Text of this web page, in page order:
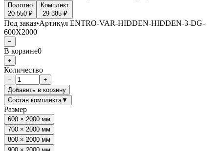
Полотно
20 550 ₽
Комплект
29 385 ₽
Под заказ•Артикул ENTRO-VAR-HIDDEN-HIDDEN-3-DG-
600X2000
−
В корзине0
+
Количество
−
+
Добавить в корзину
Состав комплекта▼
Размер
600 × 2000 мм
700 × 2000 мм
800 × 2000 мм
900 × 2000 мм